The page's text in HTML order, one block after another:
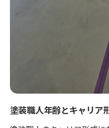
塗装職人年齢とキャリア